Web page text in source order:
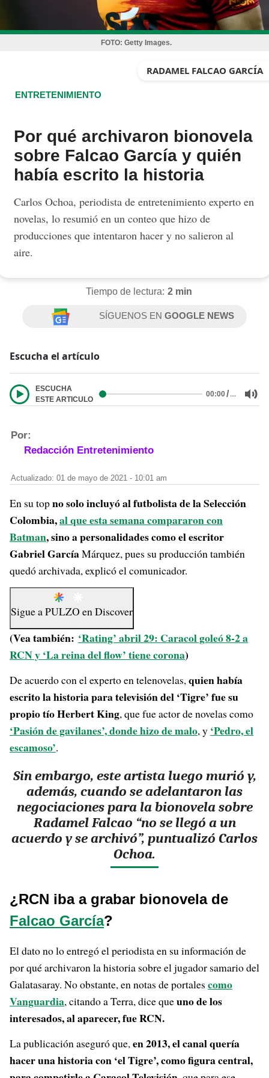
FOTO: Getty Images.
RADAMEL FALCAO GARCÍA
ENTRETENIMIENTO
Por qué archivaron bionovela
sobre Falcao García y quién
había escrito la historia
Carlos Ochoa, periodista de entretenimiento experto en
novelas, lo resumió en un conteo que hizo de
producciones que intentaron hacer y no salieron al
aire.
Tiempo de lectura: 2 min
SÍGUENOS ENGOOGLE NEWS
Escucha el artículo
ESCUCHA
ESTE ARTICULO
00:00/…
Por:
Redacción Entretenimiento
Actualizado: 01 de mayo de 2021 - 10:01 am
En su topno solo incluyó al futbolista de la Selección
Colombia,al que esta semana compararon con
Batman, sino a personalidades como el escritor
Gabriel GarcíaMárquez, pues su producción también
quedó archivada, explicó el comunicador.
Sigue aPULZO enDiscover
(Vea también: ‘Rating’ abril 29: Caracol goleó 8-2 a
RCN y ‘La reina del flow’ tiene corona)
De acuerdo con el experto en telenovelas,quien había
escrito la historia para televisión del ‘Tigre’ fue su
propio tío Herbert King, que fue actor de novelas como
‘Pasión de gavilanes’, donde hizo de malo, y ‘Pedro, el
escamoso’.
Sin embargo, este artista luego murió y,
además, cuando se adelantaron las
negociaciones para la bionovela sobre
Radamel Falcao “no se llegó a un
acuerdo y se archivó”, puntualizó Carlos
Ochoa.
¿RCN iba a grabar bionovela de
Falcao García?
El dato no lo entregó el periodista en su información de
por qué archivaron la historia sobre el jugador samario del
Galatasaray. No obstante, en notas de portales como
Vanguardia, citando a Terra, dice queuno de los
interesados, al aparecer, fue RCN.
La publicación aseguró que,en 2013, el canal quería
hacer una historia con ‘el Tigre’, como figura central,